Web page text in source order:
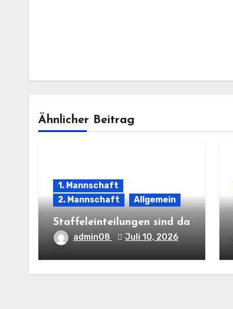
Ähnlicher Beitrag
1. Mannschaft
2. Mannschaft
Allgemein
Staffeleinteilungen sind da
admin08 Juli 10, 2026